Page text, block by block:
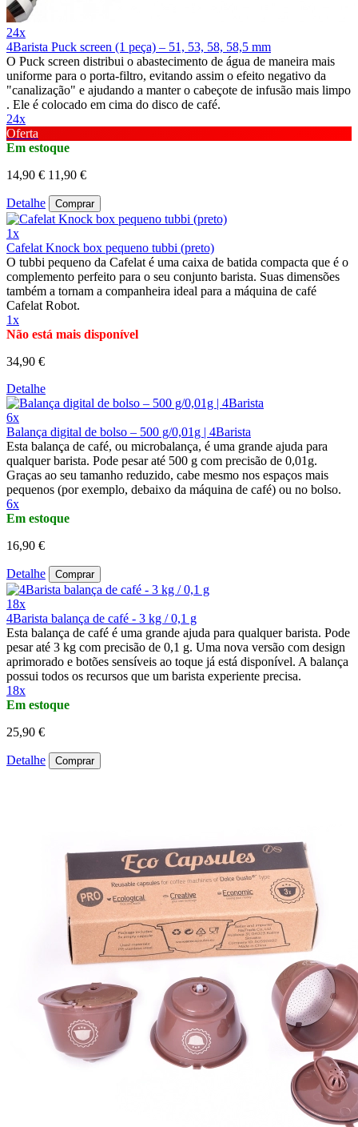
24x
4Barista Puck screen (1 peça) – 51, 53, 58, 58,5 mm
O Puck screen distribui o abastecimento de água de maneira mais
uniforme para o porta-filtro, evitando assim o efeito negativo da
"canalização" e ajudando a manter o cabeçote de infusão mais limpo
. Ele é colocado em cima do disco de café.
24x
Oferta
Em estoque
14,90 € 11,90 €
Detalhe Comprar
1x
Cafelat Knock box pequeno tubbi (preto)
O tubbi pequeno da Cafelat é uma caixa de batida compacta que é o
complemento perfeito para o seu conjunto barista. Suas dimensões
também a tornam a companheira ideal para a máquina de café
Cafelat Robot.
1x
Não está mais disponível
34,90 €
Detalhe
6x
Balança digital de bolso – 500 g/0,01g | 4Barista
Esta balança de café, ou microbalança, é uma grande ajuda para
qualquer barista. Pode pesar até 500 g com precisão de 0,01g.
Graças ao seu tamanho reduzido, cabe mesmo nos espaços mais
pequenos (por exemplo, debaixo da máquina de café) ou no bolso.
6x
Em estoque
16,90 €
Detalhe Comprar
18x
4Barista balança de café - 3 kg / 0,1 g
Esta balança de café é uma grande ajuda para qualquer barista. Pode
pesar até 3 kg com precisão de 0,1 g. Uma nova versão com design
aprimorado e botões sensíveis ao toque já está disponível. A balança
possui todos os recursos que um barista experiente precisa.
18x
Em estoque
25,90 €
Detalhe Comprar